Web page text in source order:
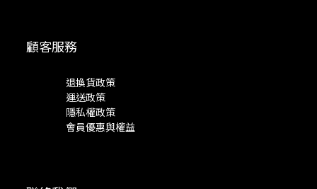
顧客服務
退換貨政策
運送政策
隱私權政策
會員優惠與權益